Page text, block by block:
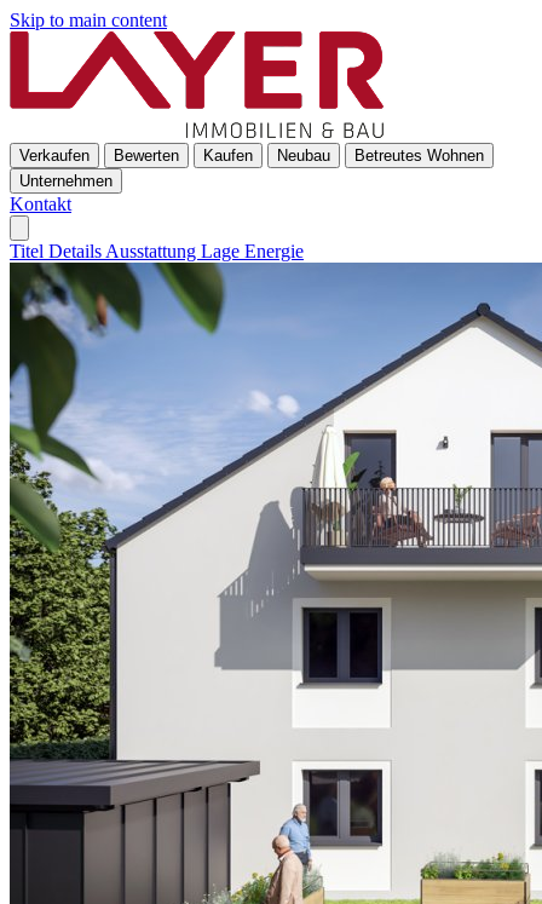
Skip to main content
Verkaufen Bewerten Kaufen Neubau
Betreutes Wohnen
Unternehmen
Kontakt
Titel Details Ausstattung Lage Energie